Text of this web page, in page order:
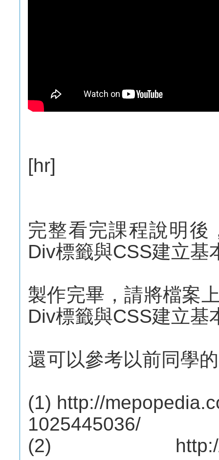
[hr]
完整看完課程說明後
Div標籤與CSS建立基
製作完畢，請將檔案
Div標籤與CSS建立基
還可以參考以前同學
(1) http://
1025445036/
(2) http://